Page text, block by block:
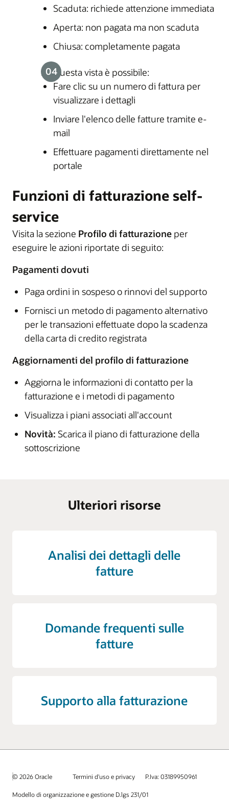
Scaduta: richiede attenzione immediata
Aperta: non pagata ma non scaduta
Chiusa: completamente pagata
Da questa vista è possibile:
Fare clic su un numero di fattura per
visualizzare i dettagli
Inviare l'elenco delle fatture tramite e-
mail
Effettuare pagamenti direttamente nel
portale
Funzioni di fatturazione self-
service
Visita la sezione Profilo di fatturazione per
eseguire le azioni riportate di seguito:
Pagamenti dovuti
Paga ordini in sospeso o rinnovi del supporto
Fornisci un metodo di pagamento alternativo
per le transazioni effettuate dopo la scadenza
della carta di credito registrata
Aggiornamenti del profilo di fatturazione
Aggiorna le informazioni di contatto per la
fatturazione e i metodi di pagamento
Visualizza i piani associati all'account
Novità: Scarica il piano di fatturazione della
sottoscrizione
Ulteriori risorse
Analisi dei dettagli delle
fatture
Domande frequenti sulle
fatture
Supporto alla fatturazione
© 2026 Oracle Termini d'uso e privacy P.Iva: 03189950961
Modello di organizzazione e gestione D.lgs 231/01